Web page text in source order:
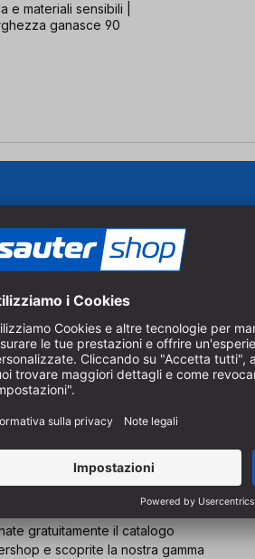
materiali sensibili |
ganasce 90
innovativi per la lavorazione del
segatura e foratura.
gratuitamente il catalogo
e scoprite la nostra gamma